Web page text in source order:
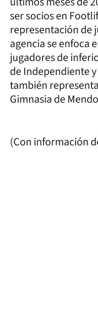
ser socios en
representación de
agencia se enfoca
jugadores de
de Independiente
también
Gimnasia de
(Con información